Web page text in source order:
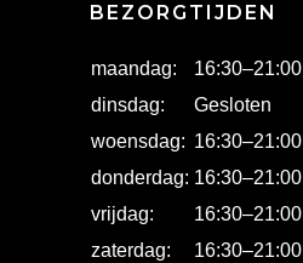
BEZORGTIJDEN
maandag: 16:30–21:00
dinsdag:
Gesloten
woensdag: 16:30–21:00
donderdag: 16:30–21:00
vrijdag:
16:30–21:00
zaterdag:
16:30–21:00